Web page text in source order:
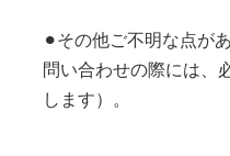
⚫︎その他ご不明な点が
問い合わせの際には、
します）。